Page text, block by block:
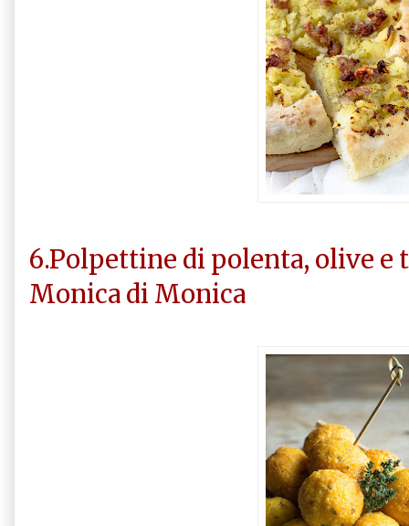
6.Polpettine di polenta, olive e
Monica di Monica